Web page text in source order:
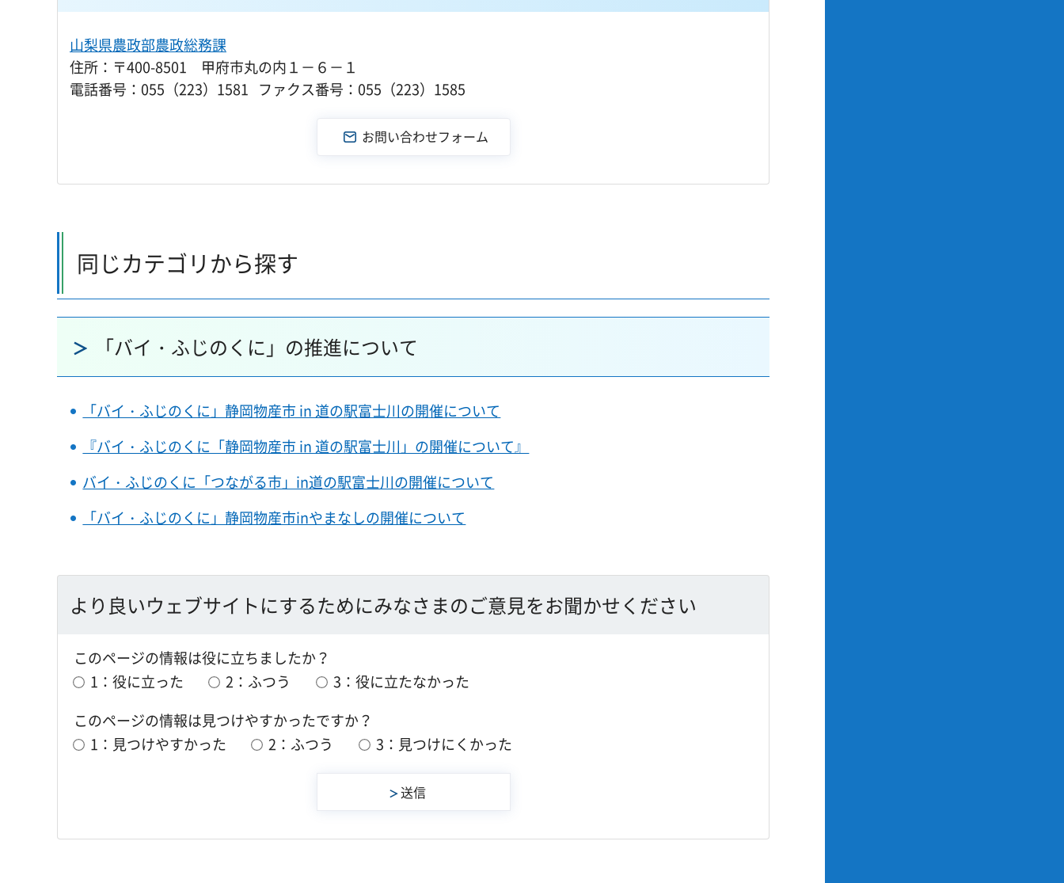
山梨県農政部農政総務課
住所：〒400-8501 甲府市丸の内１－６－１
電話番号：055（223）1581 ファクス番号：055（223）1585
同じカテゴリから探す
「バイ・ふじのくに」の推進について
「バイ・ふじのくに」静岡物産市 in 道の駅富士川の開催について
『バイ・ふじのくに「静岡物産市 in 道の駅富士川」の開催について』
バイ・ふじのくに「つながる市」in道の駅富士川の開催について
「バイ・ふじのくに」静岡物産市inやまなしの開催について
より良いウェブサイトにするためにみなさまのご意見をお聞かせください
このページの情報は役に立ちましたか？
1：役に立った
2：ふつう
3：役に立たなかった
このページの情報は見つけやすかったですか？
1：見つけやすかった
2：ふつう 3：見つけにくかった